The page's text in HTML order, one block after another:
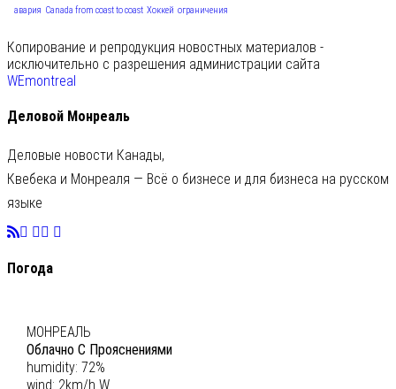
авария Canada from coast to coast Хоккей ограничения
Копирование и репродукция новостных материалов -
исключительно с разрешения администрации сайта
WEmontreal
Деловой Монреаль
Деловые новости Канады,
Квебека и Монреаля — Всё о бизнесе и для бизнеса на русском
языке
Погода
МОНРЕАЛЬ
Облачно С Прояснениями
humidity: 72%
wind: 2km/h W